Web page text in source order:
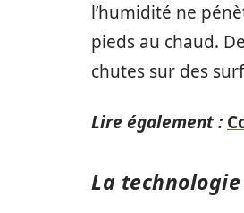
l’humidité ne
pieds au chaud.
chutes sur des
Lire également :
La